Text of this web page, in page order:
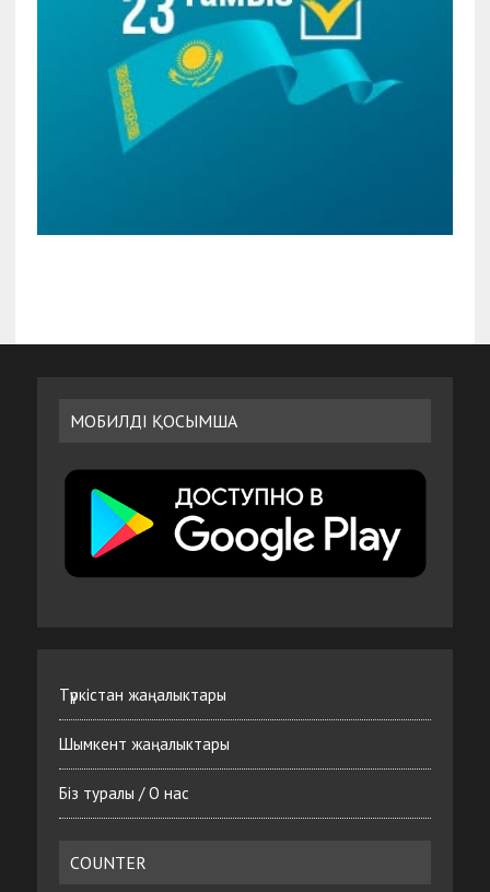
МОБИЛДІ ҚОСЫМША
Түркістан жаңалыктары
Шымкент жаңалыктары
Біз туралы / О нас
COUNTER